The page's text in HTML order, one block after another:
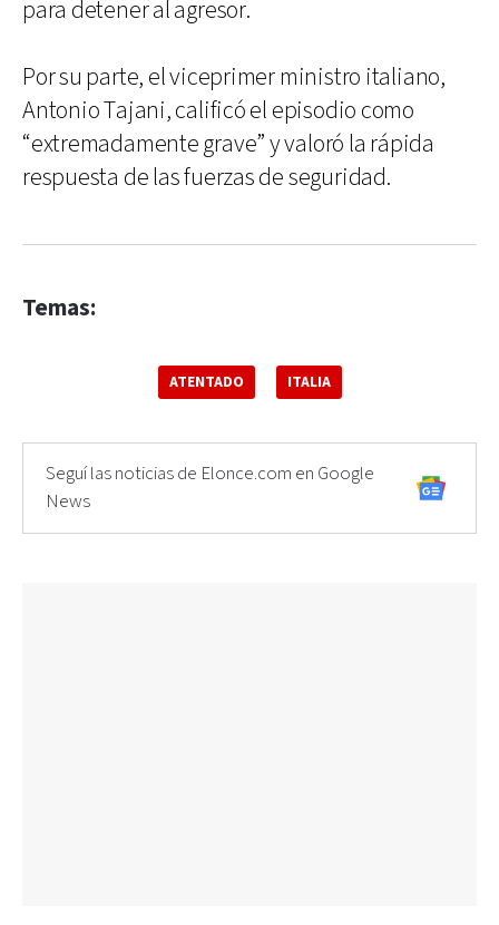
para detener al agresor.
Por su parte, el viceprimer ministro italiano,
Antonio Tajani, calificó el episodio como
“extremadamente grave” y valoró la rápida
respuesta de las fuerzas de seguridad.
Temas:
ATENTADO ITALIA
Seguí las noticias de Elonce.com en Google
News